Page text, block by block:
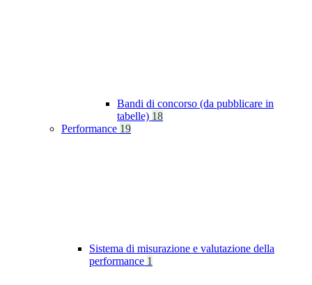
Bandi di concorso (da pubblicare in
tabelle) 18
Performance 19
Sistema di misurazione e valutazione della
performance 1